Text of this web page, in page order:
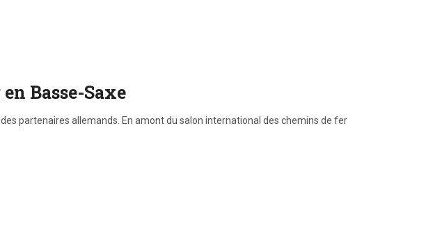
Basse-Saxe
partenaires allemands. En amont du salon international des chemins de fer